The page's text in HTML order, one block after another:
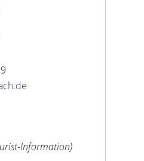
Information)